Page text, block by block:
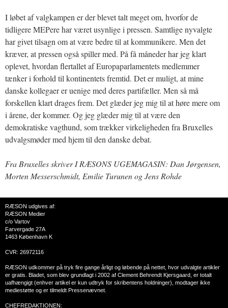
I løbet af valgkampen er der blevet talt meget om, hvorfor de
tidligere MEPere har været usynlige i pressen. Samtlige nyvalgte
har givet tilsagn om at være bedre til at kommunikere. Men det
kræver, at pressen også spiller med. På få måneder har jeg klart
oplevet, hvordan flertallet af Europaparlamentets medlemmer
tænker i forhold til kontinentets fremtid. Det er muligt, at mine
danske kollegaer er uenige med deres partifæller. Men så må
forskellen klart drages frem. Det glæder jeg mig til at høre mere om
i årene, der kommer. Og jeg glæder mig til at være den
demokratiske vagthund, som trækker virkeligheden fra Bruxelles
udvalgsmøder med hjem til den danske debat.
Fra Bruxelles skriver I RÆSONS UGEMAGASIN: Dan Jørgensen,
Morten Messerschmidt, Emilie Turunen og Jens Rohde
RÆSON udgives af:
RÆSON Medier
c/o Vartov
Farvergade 27A
1463 København K
CVR: 26972116
RÆSON udkommer på tryk fire gange årligt og løbende på nettet, hvor udvalgte artikler
er gratis. Bladet, som blev grundlagt i 2002 af Clement Behrendt Kjersgaard, er totalt
uafhængigt (enhver artikel er kun udtryk for skribentens holdninger), modtager ikke
mediestøtte og er tilmeldt Pressenævnet.
CHEFREDAKTIONEN: